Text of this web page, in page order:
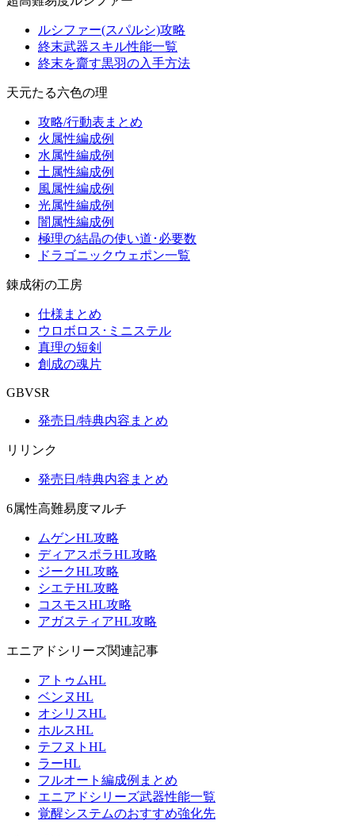
ルシファー(スパルシ)攻略
終末武器スキル性能一覧
終末を齎す黒羽の入手方法
天元たる六色の理
攻略/行動表まとめ
火属性編成例
水属性編成例
土属性編成例
風属性編成例
光属性編成例
闇属性編成例
極理の結晶の使い道･必要数
ドラゴニックウェポン一覧
錬成術の工房
仕様まとめ
ウロボロス･ミニステル
真理の短剣
創成の魂片
GBVSR
発売日/特典内容まとめ
リリンク
発売日/特典内容まとめ
6属性高難易度マルチ
ムゲンHL攻略
ディアスポラHL攻略
ジークHL攻略
シエテHL攻略
コスモスHL攻略
アガスティアHL攻略
エニアドシリーズ関連記事
アトゥムHL
ベンヌHL
オシリスHL
ホルスHL
テフヌトHL
ラーHL
フルオート編成例まとめ
エニアドシリーズ武器性能一覧
覚醒システムのおすすめ強化先